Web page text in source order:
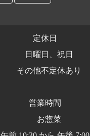
定休日
日曜日、祝日
その他不定休あり
営業時間
お惣菜